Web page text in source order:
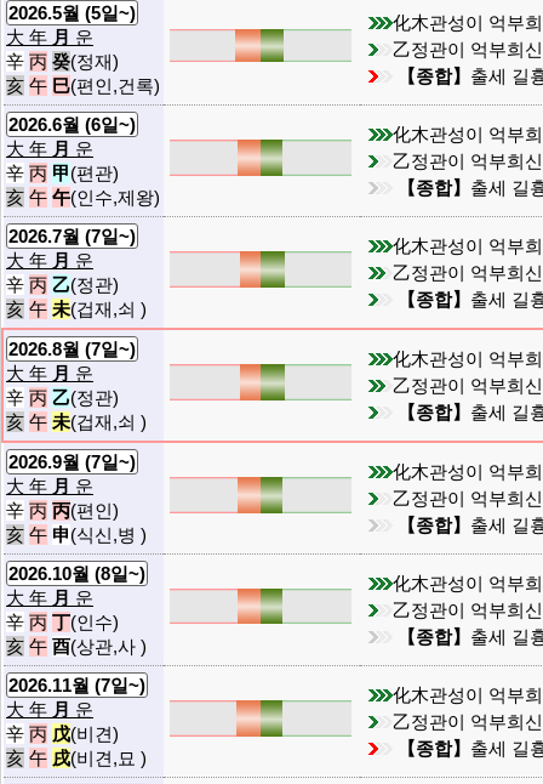
2026.5월 (5일~)
大 年 月 운
辛 丙 癸(정재)
亥 午 巳(편인,건록)
化木관성이 억부
乙정관이 억부희
【종합】 출세 길
2026.6월 (6일~)
大 年 月 운
辛 丙 甲(편관)
亥 午 午(인수,제왕)
化木관성이 억부
乙정관이 억부희
【종합】 출세 길
2026.7월 (7일~)
大 年 月 운
辛 丙 乙(정관)
亥 午 未(겁재,쇠 )
化木관성이 억부
乙정관이 억부희
【종합】 출세 길
2026.8월 (7일~)
大 年 月 운
辛 丙 乙(정관)
亥 午 未(겁재,쇠 )
化木관성이 억부
乙정관이 억부희
【종합】 출세 길
2026.9월 (7일~)
大 年 月 운
辛 丙 丙(편인)
亥 午 申(식신,병 )
化木관성이 억부
乙정관이 억부희
【종합】 출세 길
2026.10월 (8일~)
大 年 月 운
辛 丙 丁(인수)
亥 午 酉(상관,사 )
化木관성이 억부
乙정관이 억부희
【종합】 출세 길
2026.11월 (7일~)
大 年 月 운
辛 丙 戊(비견)
亥 午 戌(비견,묘 )
化木관성이 억부
乙정관이 억부희
【종합】 출세 길